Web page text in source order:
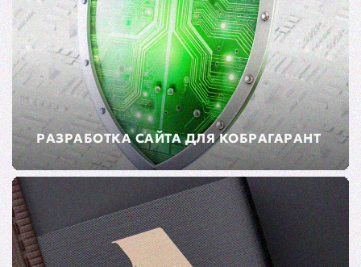
РАЗРАБОТКА САЙТА ДЛЯ КОБРАГАРАНТ